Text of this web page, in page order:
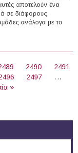
αποτελούν ένα
σε διάφορους
ανάλογα με το
Ιδιωτικό Τομέα στο
2490
2491
2497
…
»